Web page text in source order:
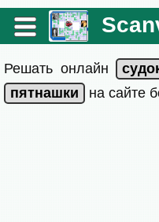
Решать онлайн
на сайте